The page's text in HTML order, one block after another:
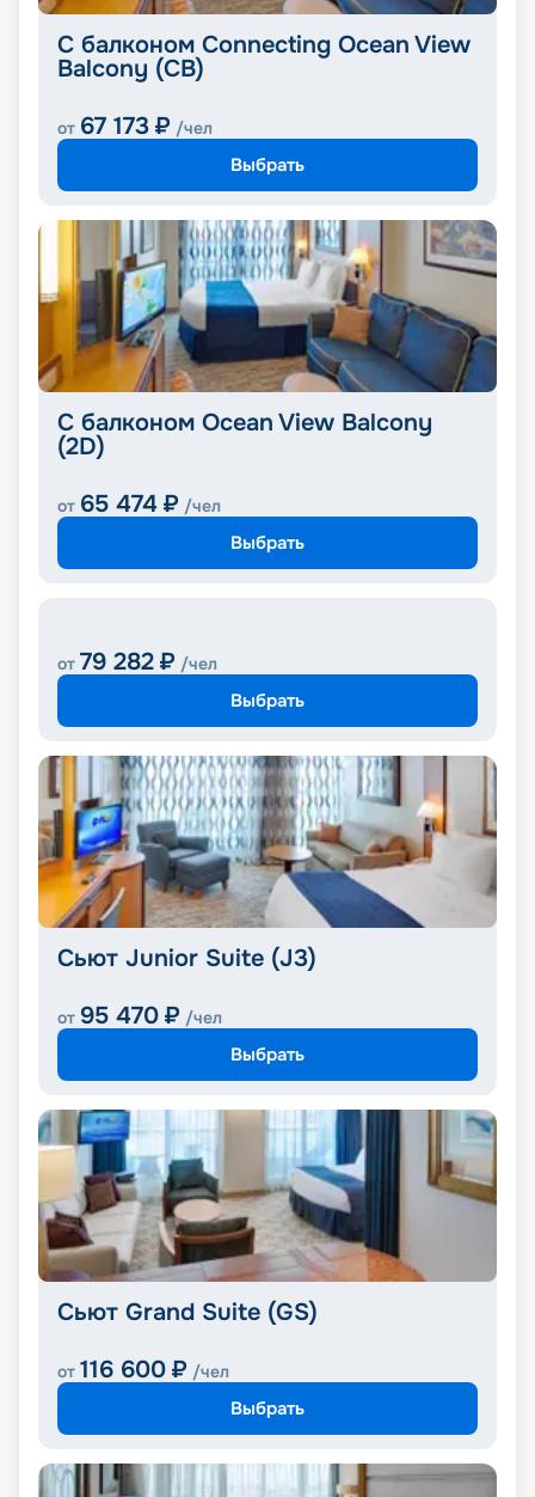
С балконом Connecting Ocean View
Balcony (CB)
от 67 173 ₽ /чел
Выбрать
С балконом Ocean View Balcony
(2D)
от 65 474 ₽ /чел
Выбрать
от 79 282 ₽ /чел
Выбрать
Сьют Junior Suite (J3)
от 95 470 ₽ /чел
Выбрать
Сьют Grand Suite (GS)
от 116 600 ₽ /чел
Выбрать